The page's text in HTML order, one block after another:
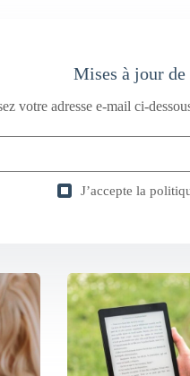
Mises à jour
votre adresse e-mail ci-
J’accepte la